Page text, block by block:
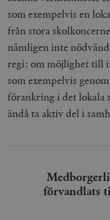
som exempelvis en
från stora
nämligen inte
regi: om möjlighet till
som exempelvis
förankring i det lokala
ändå ta aktiv del i
förvandlats